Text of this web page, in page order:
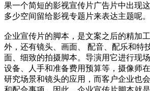
果一个简短的影视宣传片广告片中出现
多少空间留给影视专题片来表达主题呢。
企业宣传片的脚本，是文案之后的精加
外，还有镜头、画面、 配音、配乐和特
面、细致的拍摄脚本。导演用它进行现
设备、人手和准备费用预算等，摄像师
研究场景和镜头的应用，而客户企业也